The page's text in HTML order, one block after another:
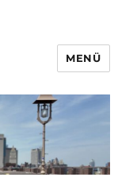
MENÜ